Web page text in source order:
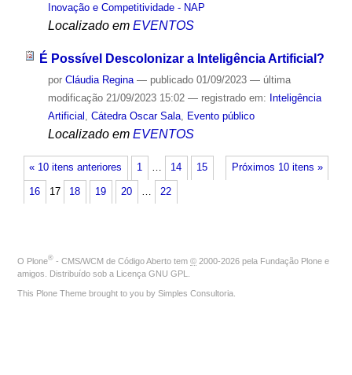
Inovação e Competitividade - NAP
Localizado em EVENTOS
É Possível Descolonizar a Inteligência Artificial?
por Cláudia Regina — publicado01/09/2023 — última
modificação21/09/2023 15:02 — registrado em: Inteligência
Artificial , Cátedra Oscar Sala, Evento público
Localizado em EVENTOS
« 10 itens anteriores Próximos 10 itens »
1 … 14 15
16 17 18 19 20 … 22
O Plone® - CMS/WCM de Código Aberto tem © 2000-2026 pela Fundação Plone e
amigos. Distribuído sob a Licença GNU GPL
This Plone Theme brought to you by Simples Consultoria